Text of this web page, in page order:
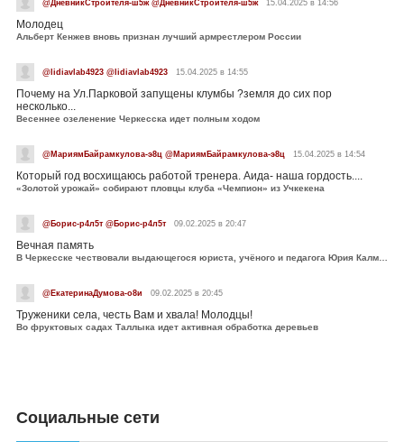
@ДневникСтроителя-ш5ж @ДневникСтроителя-ш5ж 15.04.2025 в 14:56
Молодец
Альберт Кенжев вновь признан лучший армрестлером России
@lidiavlab4923 @lidiavlab4923 15.04.2025 в 14:55
Почему на Ул.Парковой запущены клумбы ?земля до сих пор
несколько...
Весеннее озеленение Черкесска идет полным ходом
@МариямБайрамкулова-э8ц @МариямБайрамкулова-э8ц 15.04.2025 в 14:54
Который год восхищаюсь работой тренера. Аида- наша гордость....
«Золотой урожай» собирают пловцы клуба «Чемпион» из Учкекена
@Борис-р4л5т @Борис-р4л5т 09.02.2025 в 20:47
Вечная память
В Черкесске чествовали выдающегося юриста, учёного и педагога Юрия Калмыкова
@ЕкатеринаДумова-о8и 09.02.2025 в 20:45
Труженики села, честь Вам и хвала! Молодцы!
Во фруктовых садах Таллыка идет активная обработка деревьев
Социальные сети